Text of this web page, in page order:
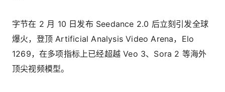
字节在 2 月 10 日发布 Seedance 2.0 后立刻引发全球
爆火，登顶 Artificial Analysis Video Arena，Elo
1269，在多项指标上已经超越 Veo 3、Sora 2 等海外
顶尖视频模型。